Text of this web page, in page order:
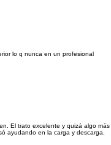
lo q nunca en un profesional
El trato excelente y quizá algo más
ayudando en la carga y descarga,